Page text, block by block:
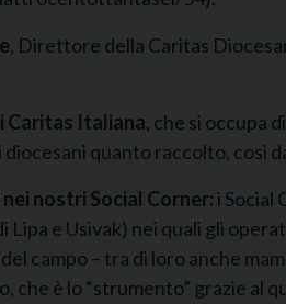
, Direttore della Caritas
Caritas Italiana, che si occupa
quanto raccolto, così
nostri Social Corner: i Social
Lipa e Usivak) nei quali gli
campo – tra di loro anche
è lo “strumento” grazie al